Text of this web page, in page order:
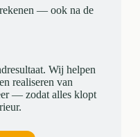
— ook na de
Wij helpen
realiseren van
— zodat alles klopt